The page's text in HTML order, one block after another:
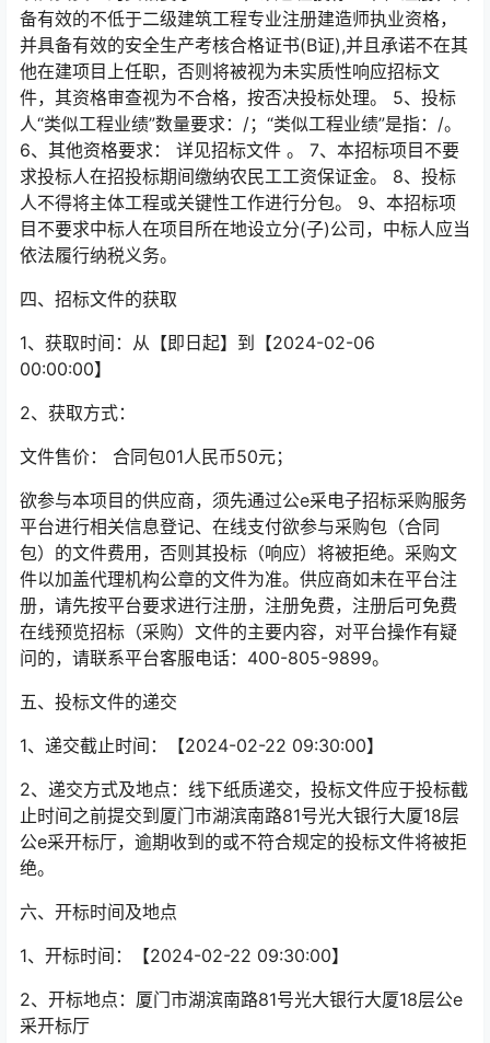
备有效的不低于二级建筑工程专业注册建造师执业资格，
并具备有效的安全生产考核合格证书(B证),并且承诺不在其
他在建项目上任职，否则将被视为未实质性响应招标文
件，其资格审查视为不合格，按否决投标处理。 5、投标
人“类似工程业绩”数量要求：/；“类似工程业绩”是指：/。
6、其他资格要求： 详见招标文件 。 7、本招标项目不要
求投标人在招投标期间缴纳农民工工资保证金。 8、投标
人不得将主体工程或关键性工作进行分包。 9、本招标项
目不要求中标人在项目所在地设立分(子)公司，中标人应当
依法履行纳税义务。
四、招标文件的获取
1、获取时间：从【即日起】到【2024-02-06
00:00:00】
2、获取方式：
文件售价： 合同包01人民币50元；
欲参与本项目的供应商，须先通过公e采电子招标采购服务
平台进行相关信息登记、在线支付欲参与采购包（合同
包）的文件费用，否则其投标（响应）将被拒绝。采购文
件以加盖代理机构公章的文件为准。供应商如未在平台注
册，请先按平台要求进行注册，注册免费，注册后可免费
在线预览招标（采购）文件的主要内容，对平台操作有疑
问的，请联系平台客服电话：400-805-9899。
五、投标文件的递交
1、递交截止时间：【2024-02-22 09:30:00】
2、递交方式及地点：线下纸质递交，投标文件应于投标截
止时间之前提交到厦门市湖滨南路81号光大银行大厦18层
公e采开标厅，逾期收到的或不符合规定的投标文件将被拒
绝。
六、开标时间及地点
1、开标时间：【2024-02-22 09:30:00】
2、开标地点：厦门市湖滨南路81号光大银行大厦18层公e
采开标厅